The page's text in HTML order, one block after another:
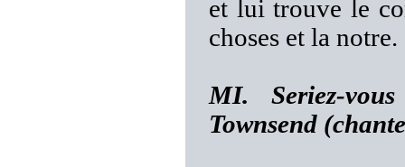
et lui trouve le
choses et la notre.
MI. Seriez-
Townsend